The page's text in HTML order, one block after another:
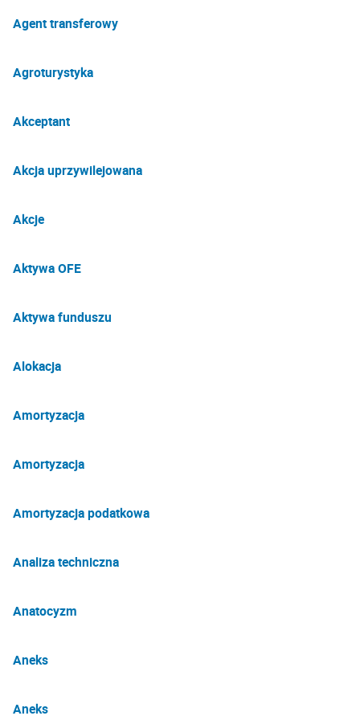
Agent transferowy
Agroturystyka
Akceptant
Akcja uprzywilejowana
Akcje
Aktywa OFE
Aktywa funduszu
Alokacja
Amortyzacja
Amortyzacja
Amortyzacja podatkowa
Analiza techniczna
Anatocyzm
Aneks
Aneks